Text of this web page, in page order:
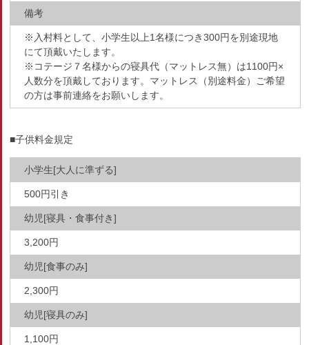
備考
※入村料として、小学生以上1名様につき300円を別途現地
にて頂戴いたします。
※コテージ７名様からの寝具代（マットレス無）は1100円×
人数分を頂戴しております。マットレス（別途料金）ご希望
の方は事前連絡をお願いします。
■子供料金規定
小学生[大人に準ずる]
500円引き
幼児[寝具・食事付き]
3,200円
幼児[食事のみ]
2,300円
幼児[寝具のみ]
1,100円